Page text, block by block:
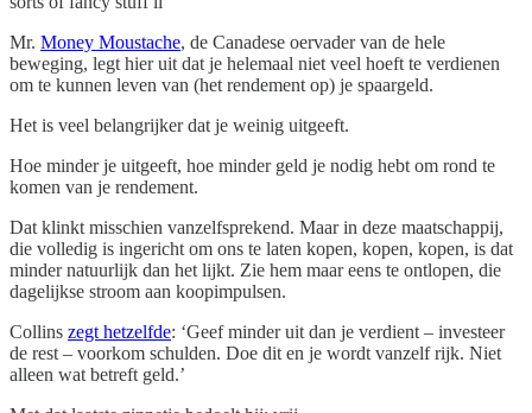
Mr. Money Moustache, de Canadese oervader van de hele
beweging, legt hier uit dat je helemaal niet veel hoeft te verdienen
om te kunnen leven van (het rendement op) je spaargeld.
Het is veel belangrijker dat je weinig uitgeeft.
Hoe minder je uitgeeft, hoe minder geld je nodig hebt om rond te
komen van je rendement.
Dat klinkt misschien vanzelfsprekend. Maar in deze maatschappij,
die volledig is ingericht om ons te laten kopen, kopen, kopen, is dat
minder natuurlijk dan het lijkt. Zie hem maar eens te ontlopen, die
dagelijkse stroom aan koopimpulsen.
Collins zegt hetzelfde: ‘Geef minder uit dan je verdient – investeer
de rest – voorkom schulden. Doe dit en je wordt vanzelf rijk. Niet
alleen wat betreft geld.’